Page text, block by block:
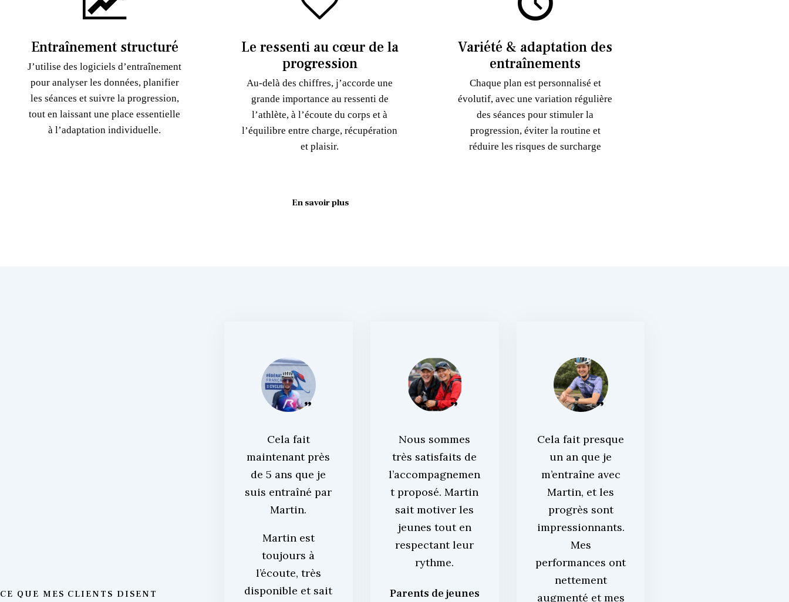
Entraînement structuré
J’utilise des logiciels d’entraînement
pour analyser les données, planifier
les séances et suivre la progression,
tout en laissant une place essentielle
à l’adaptation individuelle.
Le ressenti au cœur de la
progression
Au-delà des chiffres, j’accorde une
grande importance au ressenti de
l’athlète, à l’écoute du corps et à
l’équilibre entre charge, récupération
et plaisir.
Variété & adaptation des
entraînements
Chaque plan est personnalisé et
évolutif, avec une variation régulière
des séances pour stimuler la
progression, éviter la routine et
réduire les risques de surcharge
En savoir plus
CE QUE MES CLIENTS DISENT
Cela fait
maintenant près
de 5 ans que je
suis entraîné par
Martin.
Martin est
toujours à
l’écoute, très
disponible et sait
Nous sommes
très satisfaits de
l’accompagnemen
t proposé. Martin
sait motiver les
jeunes tout en
respectant leur
rythme.
Parents de jeunes
Cela fait presque
un an que je
m’entraîne avec
Martin, et les
progrès sont
impressionnants.
Mes
performances ont
nettement
augmenté et mes